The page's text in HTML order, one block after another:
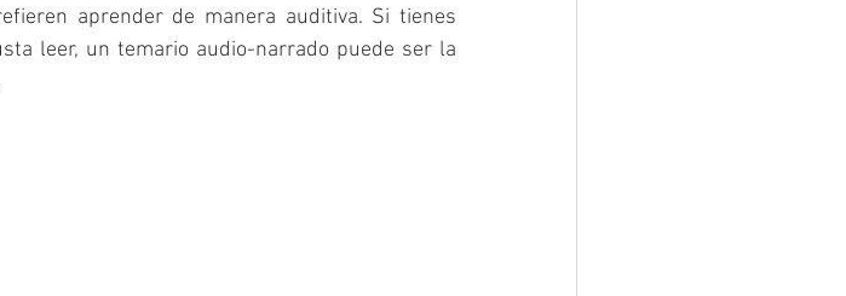
aprender de manera auditiva. Si tienes
leer, un temario audio-narrado puede ser la